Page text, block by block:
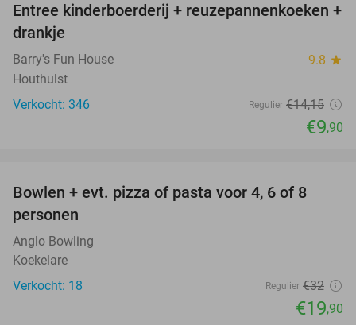
30%
Entree kinderboerderij + reuzepannenkoeken +
drankje
Barry's Fun House 9.8 star
Houthulst
Verkocht: 346
Regulier €14,15
€9,90
Bowlen + evt. pizza of pasta voor 4, 6 of 8
personen
Anglo Bowling
Koekelare
Verkocht: 18
Regulier €32
€19,90